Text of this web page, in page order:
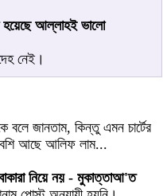
আল্লাহই ভালো
নেই।
জানতাম, কিন্তু এমন চার্টের
আছে আলিফ লাম...
নিয়ে নয় - মুকাত্তাআ'ত